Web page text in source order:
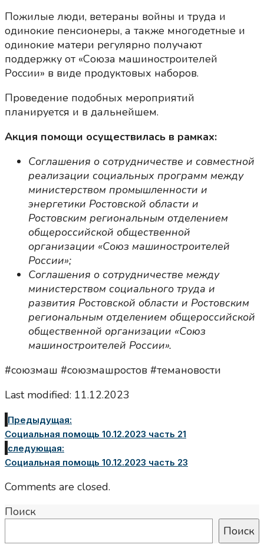
Пожилые люди, ветераны войны и труда и
одинокие пенсионеры, а также многодетные и
одинокие матери регулярно получают
поддержку от «Союза машиностроителей
России» в виде продуктовых наборов.
Проведение подобных мероприятий
планируется и в дальнейшем.
Акция помощи осуществилась в рамках:
Соглашения о сотрудничестве и совместной
реализации социальных программ между
министерством промышленности и
энергетики Ростовской области и
Ростовским региональным отделением
общероссийской общественной
организации «Союз машиностроителей
России»;
Соглашения о сотрудничестве между
министерством социального труда и
развития Ростовской области и Ростовским
региональным отделением общероссийской
общественной организации «Союз
машиностроителей России».
#союзмаш #союзмашростов #темановости
Last modified: 11.12.2023
Предыдущая:
Социальная помощь 10.12.2023 часть 21
следующая:
Социальная помощь 10.12.2023 часть 23
Comments are closed.
Поиск
Поиск